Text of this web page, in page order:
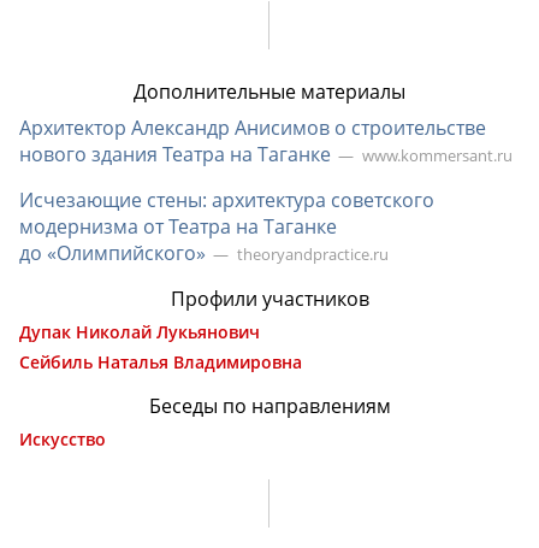
Дополнительные материалы
Архитектор Александр Анисимов о строительстве
нового здания Театра на Таганке
www.kommersant.ru
Исчезающие стены: архитектура советского
модернизма от Театра на Таганке
до «Олимпийского»
theoryandpractice.ru
Профили участников
Дупак Николай Лукьянович
Сейбиль Наталья Владимировна
Беседы по направлениям
Искусство